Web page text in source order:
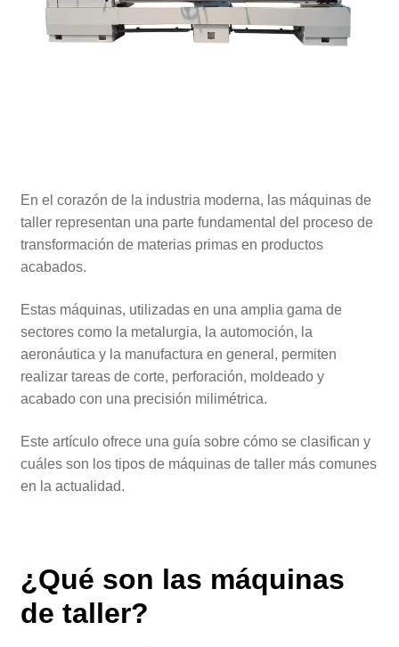
En el corazón de la industria moderna, las máquinas de
taller representan una parte fundamental del proceso de
transformación de materias primas en productos
acabados.
Estas máquinas, utilizadas en una amplia gama de
sectores como la metalurgia, la automoción, la
aeronáutica y la manufactura en general, permiten
realizar tareas de corte, perforación, moldeado y
acabado con una precisión milimétrica.
Este artículo ofrece una guía sobre cómo se clasifican y
cuáles son los tipos de máquinas de taller más comunes
en la actualidad.
¿Qué son las máquinas
de taller?